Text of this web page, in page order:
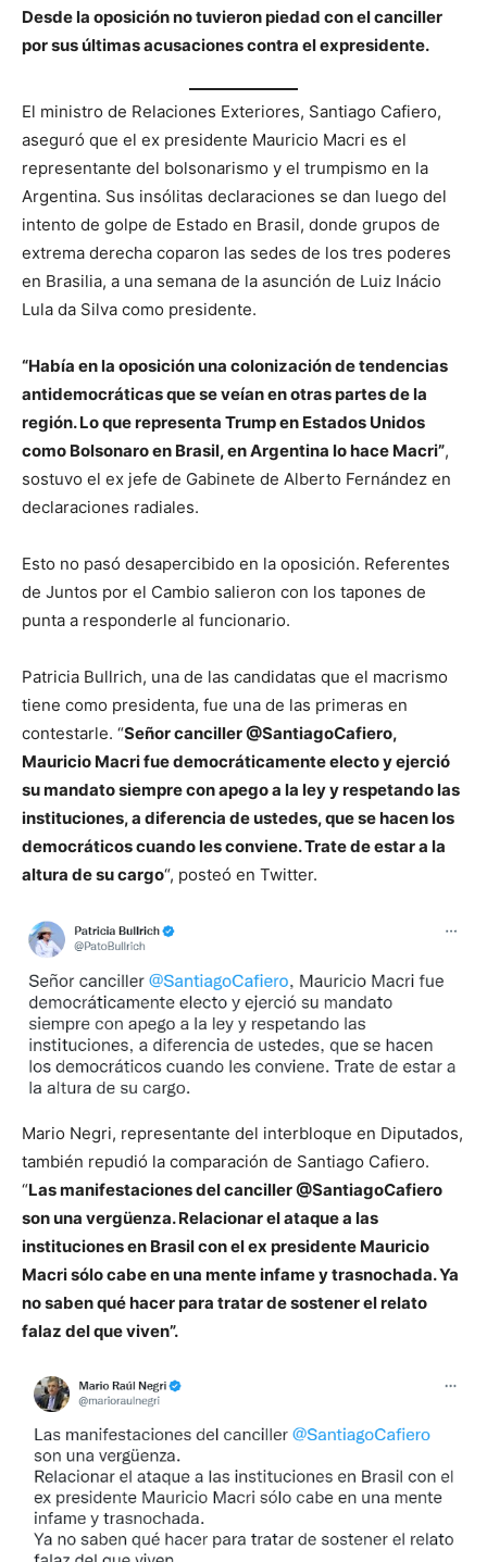
Desde la oposición no tuvieron piedad con el canciller
por sus últimas acusaciones contra el expresidente.
El ministro de Relaciones Exteriores, Santiago Cafiero,
aseguró que el ex presidente Mauricio Macri es el
representante del bolsonarismo y el trumpismo en la
Argentina. Sus insólitas declaraciones se dan luego del
intento de golpe de Estado en Brasil, donde grupos de
extrema derecha coparon las sedes de los tres poderes
en Brasilia, a una semana de la asunción de Luiz Inácio
Lula da Silva como presidente.
“Había en la oposición una colonización de tendencias
antidemocráticas que se veían en otras partes de la
región. Lo que representa Trump en Estados Unidos
como Bolsonaro en Brasil, en Argentina lo hace Macri”,
sostuvo el ex jefe de Gabinete de Alberto Fernández en
declaraciones radiales.
Esto no pasó desapercibido en la oposición. Referentes
de Juntos por el Cambio salieron con los tapones de
punta a responderle al funcionario.
Patricia Bullrich, una de las candidatas que el macrismo
tiene como presidenta, fue una de las primeras en
contestarle. “Señor canciller @SantiagoCafiero,
Mauricio Macri fue democráticamente electo y ejerció
su mandato siempre con apego a la ley y respetando las
instituciones, a diferencia de ustedes, que se hacen los
democráticos cuando les conviene. Trate de estar a la
altura de su cargo“, posteó en Twitter.
Mario Negri, representante del interbloque en Diputados,
también repudió la comparación de Santiago Cafiero.
“Las manifestaciones del canciller @SantiagoCafiero
son una vergüenza. Relacionar el ataque a las
instituciones en Brasil con el ex presidente Mauricio
Macri sólo cabe en una mente infame y trasnochada. Ya
no saben qué hacer para tratar de sostener el relato
falaz del que viven”.